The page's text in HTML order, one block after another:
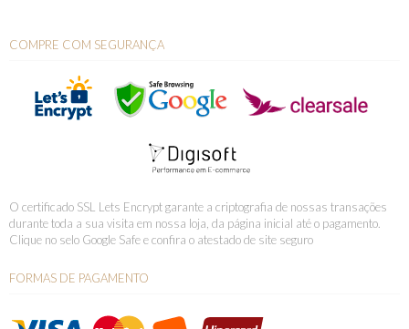
COMPRE COM SEGURANÇA
O certificado SSL Lets Encrypt garante a criptografia de nossas transações
durante toda a sua visita em nossa loja, da página inicial até o pagamento.
Clique no selo Google Safe e confira o atestado de site seguro
FORMAS DE PAGAMENTO